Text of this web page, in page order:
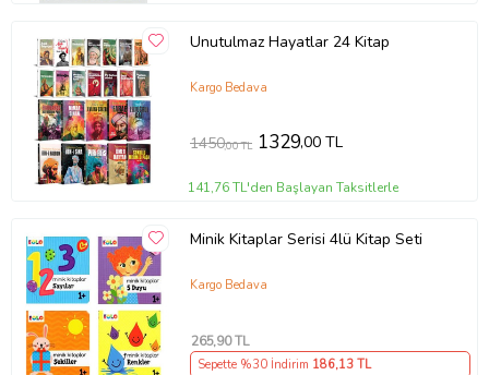
Unutulmaz Hayatlar 24 Kitap
Kargo Bedava
1450,00 TL 1329,00 TL
141,76 TL'den Başlayan Taksitlerle
Minik Kitaplar Serisi 4lü Kitap Seti
Kargo Bedava
265,90 TL
Sepette %30 İndirim 186,13 TL